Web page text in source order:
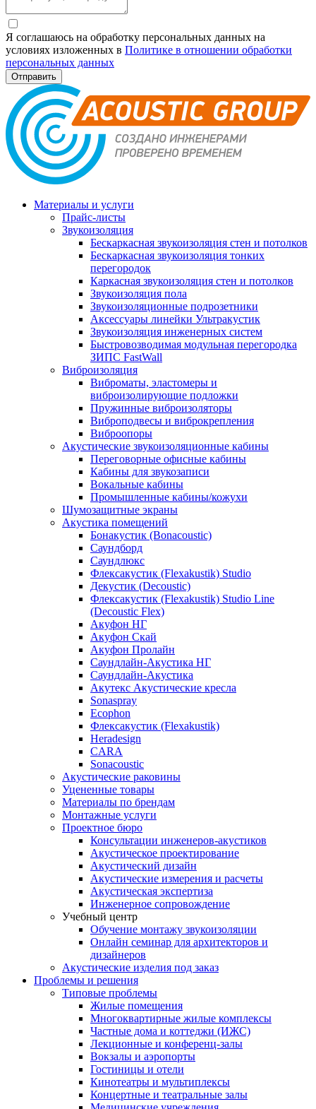
Я соглашаюсь на обработку персональных данных на
условиях изложенных в Политике в отношении обработки
персональных данных
Материалы и услуги
Прайс-листы
Звукоизоляция
Бескаркасная звукоизоляция стен и потолков
Бескаркасная звукоизоляция тонких
перегородок
Каркасная звукоизоляция стен и потолков
Звукоизоляция пола
Звукоизоляционные подрозетники
Аксессуары линейки Ультракустик
Звукоизоляция инженерных систем
Быстровозводимая модульная перегородка
ЗИПС FastWall
Виброизоляция
Виброматы, эластомеры и
виброизолирующие подложки
Пружинные виброизоляторы
Виброподвесы и виброкрепления
Виброопоры
Акустические звукоизоляционные кабины
Переговорные офисные кабины
Кабины для звукозаписи
Вокальные кабины
Промышленные кабины/кожухи
Шумозащитные экраны
Акустика помещений
Бонакустик (Bonacoustic)
Саундборд
Саундлюкс
Флексакустик (Flexakustik) Studio
Декустик (Decoustic)
Флексакустик (Flexakustik) Studio Line
(Decoustic Flex)
Акуфон НГ
Акуфон Скай
Акуфон Пролайн
Саундлайн-Акустика НГ
Саундлайн-Акустика
Акутекс Акустические кресла
Sonaspray
Ecophon
Флексакустик (Flexakustik)
Heradesign
CARA
Sonacoustic
Акустические раковины
Уцененные товары
Материалы по брендам
Монтажные услуги
Проектное бюро
Консультации инженеров-акустиков
Акустическое проектирование
Акустический дизайн
Акустические измерения и расчеты
Акустическая экспертиза
Инженерное сопровождение
Учебный центр
Обучение монтажу звукоизоляции
Онлайн семинар для архитекторов и
дизайнеров
Акустические изделия под заказ
Проблемы и решения
Типовые проблемы
Жилые помещения
Многоквартирные жилые комплексы
Частные дома и коттеджи (ИЖС)
Лекционные и конференц-залы
Вокзалы и аэропорты
Гостиницы и отели
Кинотеатры и мультиплексы
Концертные и театральные залы